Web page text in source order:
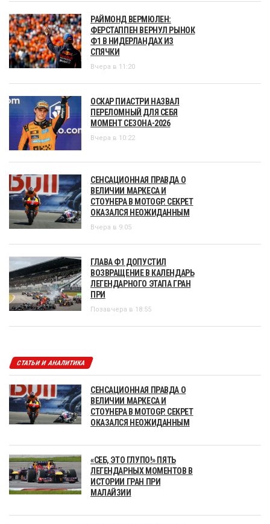
РАЙМОНД ВЕРМЮЛЕН:
ФЕРСТАППЕН ВЕРНУЛ РЫНОК
Ф1 В НИДЕРЛАНДАХ ИЗ
СПЯЧКИ
Вчера в 11:20
ОСКАР ПИАСТРИ НАЗВАЛ
ПЕРЕЛОМНЫЙ ДЛЯ СЕБЯ
МОМЕНТ СЕЗОНА-2026
Вчера в 10:22
СЕНСАЦИОННАЯ ПРАВДА О
ВЕЛИЧИИ МАРКЕСА И
СТОУНЕРА В MOTOGP. СЕКРЕТ
ОКАЗАЛСЯ НЕОЖИДАННЫМ
Вчера в 9:05
ГЛАВА Ф1 ДОПУСТИЛ
ВОЗВРАЩЕНИЕ В КАЛЕНДАРЬ
ЛЕГЕНДАРНОГО ЭТАПА ГРАН
ПРИ
Позавчера в 18:55
СТАТЬИ И АНАЛИТИКА
СЕНСАЦИОННАЯ ПРАВДА О
ВЕЛИЧИИ МАРКЕСА И
СТОУНЕРА В MOTOGP. СЕКРЕТ
ОКАЗАЛСЯ НЕОЖИДАННЫМ
«СЕБ, ЭТО ГЛУПО!» ПЯТЬ
ЛЕГЕНДАРНЫХ МОМЕНТОВ В
ИСТОРИИ ГРАН ПРИ
МАЛАЙЗИИ